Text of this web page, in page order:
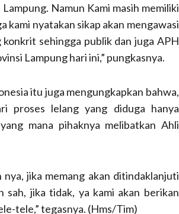
Namun Kami masih memiliki
kami nyatakan sikap akan mengawasi
sehingga publik dan juga APH
Lampung hari ini,” pungkasnya.
itu juga mengungkapkan bahwa,
proses lelang yang diduga hanya
mana pihaknya melibatkan Ahli
jika memang akan ditindaklanjuti
sah, jika tidak, ya kami akan berikan
tele,” tegasnya. (Hms/Tim)